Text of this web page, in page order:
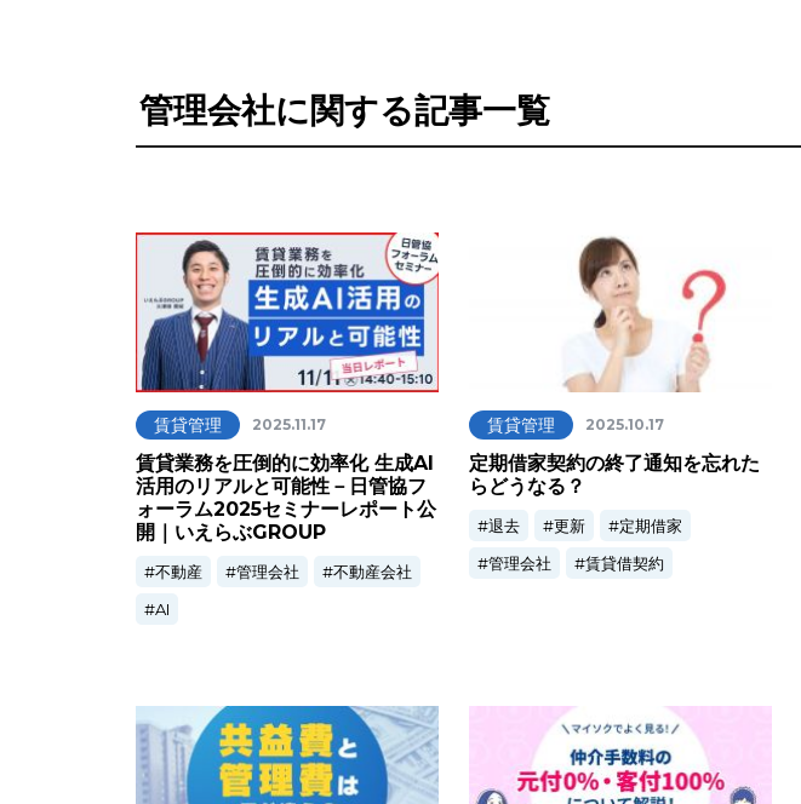
管理会社に関する記事一覧
賃貸管理 2025.11.17
賃貸業務を圧倒的に効率化 生成AI
活用のリアルと可能性－日管協フ
ォーラム2025セミナーレポート公
開｜いえらぶGROUP
不動産 管理会社
不動産会社
AI
賃貸管理 2025.10.17
定期借家契約の終了通知を忘れた
らどうなる？
退去 更新
定期借家
管理会社
賃貸借契約